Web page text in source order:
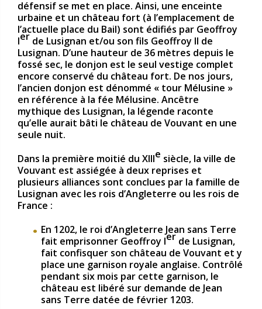
défensif se met en place. Ainsi, une enceinte
urbaine et un château fort (à l’emplacement de
l’actuelle place du Bail) sont édifiés par Geoffroy
Ier de Lusignan et/ou son fils Geoffroy II de
Lusignan. D’une hauteur de 36 mètres depuis le
fossé sec, le donjon est le seul vestige complet
encore conservé du château fort. De nos jours,
l’ancien donjon est dénommé « tour Mélusine »
en référence à la fée Mélusine. Ancêtre
mythique des Lusignan, la légende raconte
qu’elle aurait bâti le château de Vouvant en une
seule nuit.
Dans la première moitié du XIIIe siècle, la ville de
Vouvant est assiégée à deux reprises et
plusieurs alliances sont conclues par la famille de
Lusignan avec les rois d’Angleterre ou les rois de
France :
En 1202, le roi d’Angleterre Jean sans Terre
fait emprisonner Geoffroy Ier de Lusignan,
fait confisquer son château de Vouvant et y
place une garnison royale anglaise. Contrôlé
pendant six mois par cette garnison, le
château est libéré sur demande de Jean
sans Terre datée de février 1203.